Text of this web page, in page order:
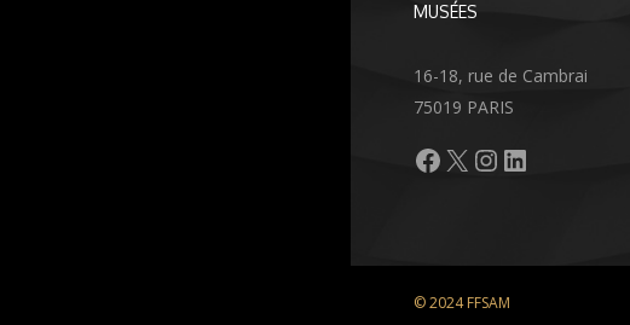
MUSÉES
16-18, rue de Cambrai
75019 PARIS
Facebook
X Instagram
LinkedIn
© 2024 FFSAM